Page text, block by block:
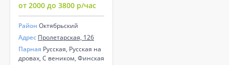
от 2000 до 3800 р/час
Район Октябрьский
Адрес Пролетарская, 126
Парная Русская, Русская на
дровах, С веником, Финская